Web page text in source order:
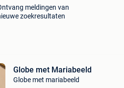
meldingen van
zoekresultaten
Globe met Mariabeeld
Globe met mariabeeld